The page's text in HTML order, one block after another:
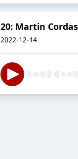
20: Martin
2022-12-14